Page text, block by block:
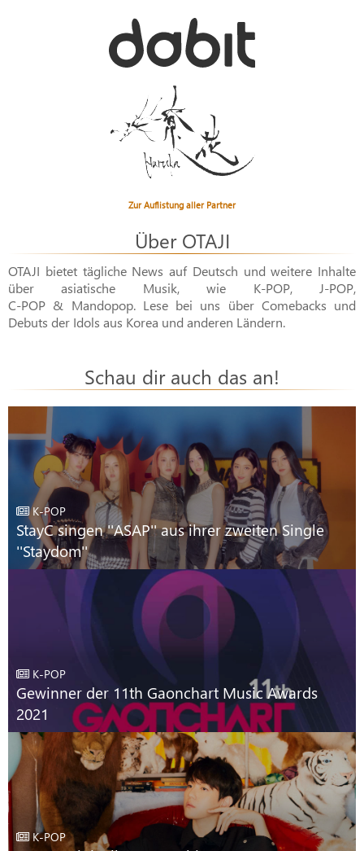
Zur Auflistung aller Partner
Über OTAJI
OTAJI bietet tägliche News auf Deutsch und weitere Inhalte
über asiatische Musik, wie K-POP, J-POP,
C-POP & Mandopop. Lese bei uns über Comebacks und
Debuts der Idols aus Korea und anderen Ländern.
Schau dir auch das an!
K-POP
StayC singen ''ASAP'' aus ihrer zweiten Single
''Staydom''
K-POP
Gewinner der 11th Gaonchart Music Awards
2021
K-POP